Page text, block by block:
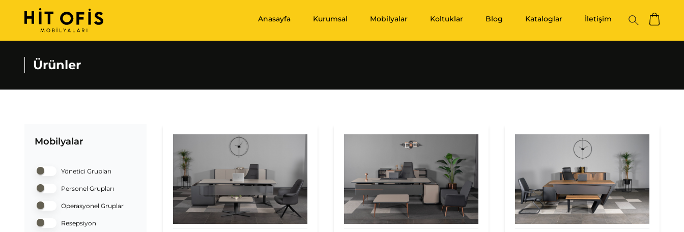
Anasayfa Kurumsal Mobilyalar Koltuklar Blog Kataloglar İletişim
Ürünler
Mobilyalar
Yönetici Grupları
Personel Grupları
Operasyonel Gruplar
Resepsiyon